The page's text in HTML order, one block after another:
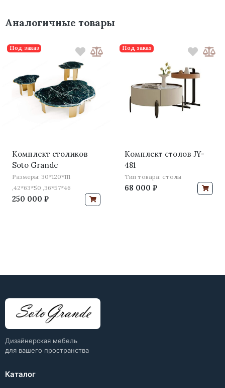
Аналогичные товары
Комплект столиков
Soto Grande
Размеры: 30*120*111
,42*63*50 ,36*57*46
250 000 ₽
Под заказ
Комплект столов JY-
481
Тип товара: столы
68 000 ₽
Под заказ
Дизайнерская мебель
для вашего пространства
Каталог